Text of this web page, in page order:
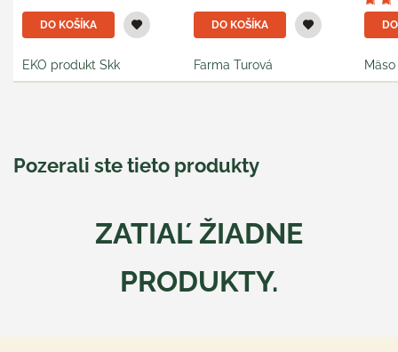
DO KOŠÍKA
EKO produkt Skk
DO KOŠÍKA
Farma Turová
Pozerali ste tieto produkty
ZATIAĽ ŽIADNE
PRODUKTY.